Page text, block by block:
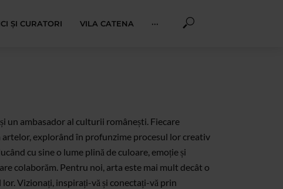
ȘI CURATORI VILA CATENA ···
un ambasador al culturii românești. Fiecare
explorând în profunzime procesul lor creativ
cu sine o lume plină de culoare, emoție și
colaborăm. Pentru noi, arta este mai mult decât o
Vizionați, inspirați-vă și conectați-vă prin